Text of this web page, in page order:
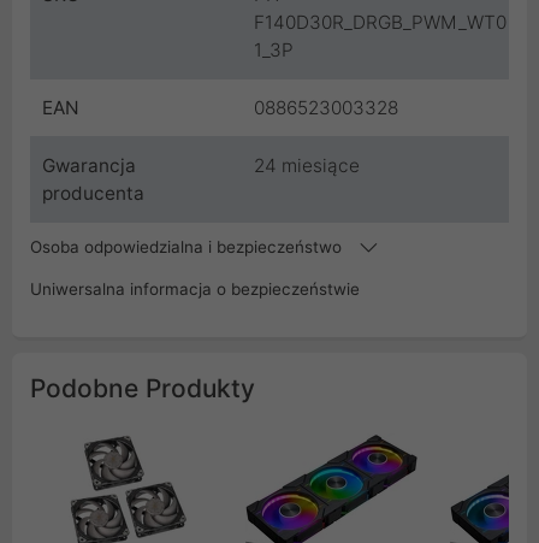
F140D30R_DRGB_PWM_WT0
1_3P
EAN 0886523003328
Gwarancja
producenta
24 miesiące
Osoba odpowiedzialna i bezpieczeństwo
Uniwersalna informacja o bezpieczeństwie
Podobne Produkty